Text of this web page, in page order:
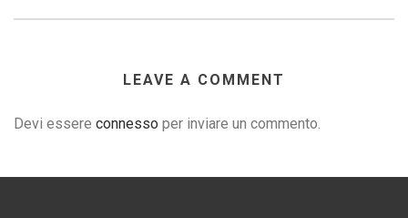
LEAVE A COMMENT
Devi essere connesso per inviare un commento.